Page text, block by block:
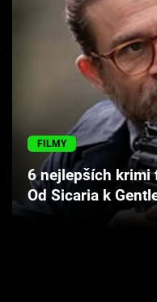
Cool Esport
Pořady
TV Program
FILMY
6 nejlepších krimi
Od Sicaria k